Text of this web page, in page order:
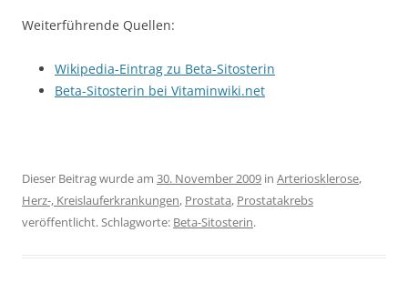
Weiterführende Quellen:
Wikipedia-Eintrag zu Beta-Sitosterin
Beta-Sitosterin bei Vitaminwiki.net
Dieser Beitrag wurde am 30. November 2009 in Arteriosklerose,
Herz-, Kreislauferkrankungen, Prostata, Prostatakrebs
veröffentlicht. Schlagworte: Beta-Sitosterin.